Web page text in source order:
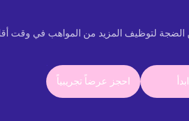
احجز عرضاً تجريبياً
احجز عرضاً تجريبياً
ابدأ
ابدأ